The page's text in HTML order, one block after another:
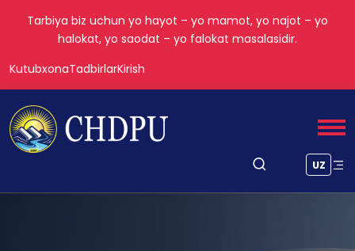
Tarbiya biz uchun yo hayot – yo mamot, yo najot – yo
halokat, yo saodat – yo falokat masalasidir.
KutubxonaTadbirlarKirish
UZ